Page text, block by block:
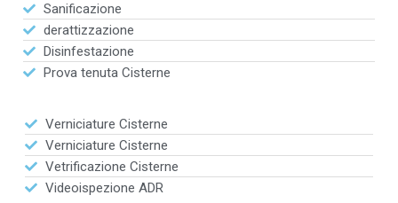
Sanificazione
derattizzazione
Disinfestazione
Prova tenuta Cisterne
Verniciature Cisterne
Verniciature Cisterne
Vetrificazione Cisterne
Videoispezione ADR